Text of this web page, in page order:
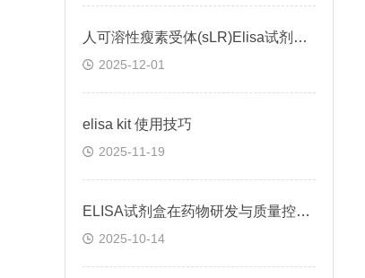
人可溶性瘦素受体(sLR)Elisa试剂盒可溶性受体的作用
2025-12-01
elisa kit 使用技巧
2025-11-19
ELISA试剂盒在药物研发与质量控制中的应用实践
2025-10-14